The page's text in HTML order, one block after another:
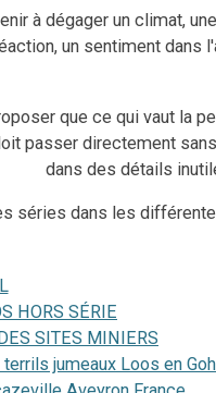
à dégager un climat,
un sentiment dans
que ce qui vaut la
passer directement
des détails inutiles
séries dans les
HORS SÉRIE
SITES MINIERS
terrils jumeaux Loos en